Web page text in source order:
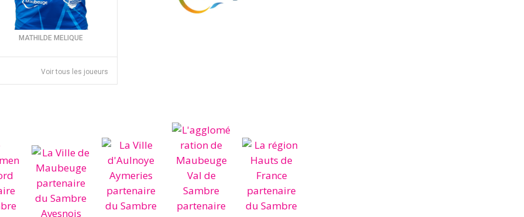
MATHILDE MELIQUE
Voir tous les joueurs